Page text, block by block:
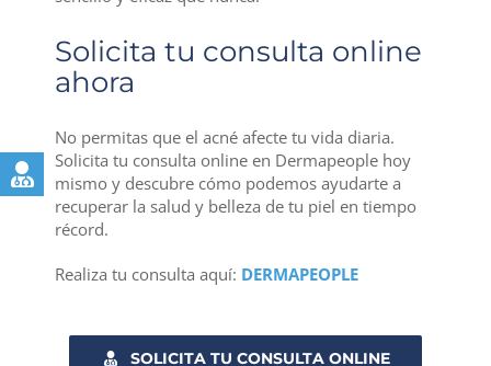
Solicita tu consulta online
ahora
No permitas que el acné afecte tu vida diaria.
Solicita tu consulta online en Dermapeople hoy
mismo y descubre cómo podemos ayudarte a
recuperar la salud y belleza de tu piel en tiempo
récord.
Realiza tu consulta aquí: DERMAPEOPLE
SOLICITA TU CONSULTA ONLINE